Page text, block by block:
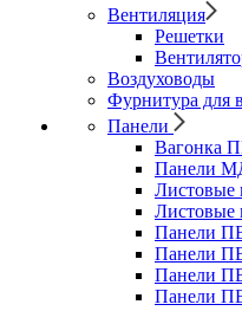
Вентиляция
Решетки
Воздуховоды
Фурнитура для
Панели
Вагонка
Панели
Листовые
Листовые
Панели
Панели
Панели
Панели